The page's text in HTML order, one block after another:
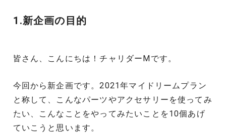
1.新企画の目的
皆さん、こんにちは！チャリダーMです。
今回から新企画です。2021年マイドリームプラン
と称して、こんなパーツやアクセサリーを使ってみ
たい、こんなことをやってみたいことを10個あげ
ていこうと思います。